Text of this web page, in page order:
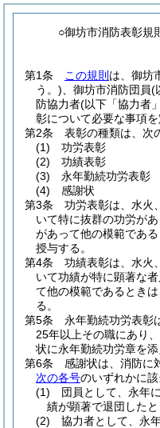
○御坊市消防表彰規
第1条
この規則 は、御坊
う。) 、御坊市消防団員(
防協力者(以下「協力者
彰について必要な事項を
第2条
表彰の種類は、次
(1)
功労表彰
(2)
功績表彰
(3)
永年勤続功労表彰
(4)
感謝状
第3条
功労表彰は、水火
いて特に抜群の功労が
があって他の模範であ
授与する。
第4条
功績表彰は、水火
いて功績が特に顕著な
て他の模範であるとき
る。
第5条
永年勤続功労表彰
25年以上その職にあり
状に永年勤続功労章を添
第6条
感謝状は、消防に
次の各号のいずれかに
(1)
団員として、永年
績が顕著で退団したと
(2)
協力者として、永